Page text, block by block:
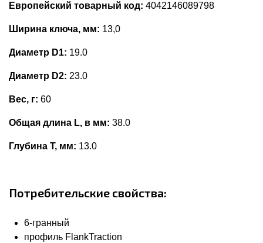
Европейский товарный код: 4042146089798
Ширина ключа, мм: 13,0
Диаметр D1: 19.0
Диаметр D2: 23.0
Вес, г: 60
Общая длина L, в мм: 38.0
Глубина Т, мм: 13.0
Потребительские свойства:
6-гранный
профиль FlankTraction